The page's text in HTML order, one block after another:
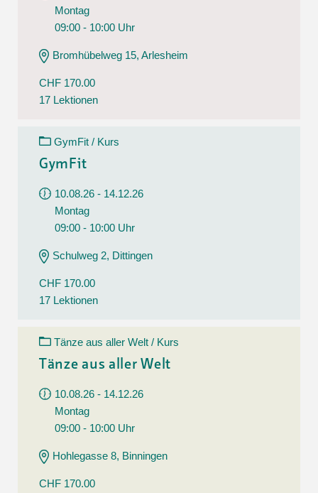
Montag
09:00 - 10:00 Uhr
Bromhübelweg 15, Arlesheim
CHF 170.00
17 Lektionen
GymFit / Kurs
GymFit
10.08.26 - 14.12.26
Montag
09:00 - 10:00 Uhr
Schulweg 2, Dittingen
CHF 170.00
17 Lektionen
Tänze aus aller Welt / Kurs
Tänze aus aller Welt
10.08.26 - 14.12.26
Montag
09:00 - 10:00 Uhr
Hohlegasse 8, Binningen
CHF 170.00